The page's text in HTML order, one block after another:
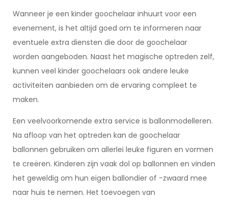
Wanneer je een kinder goochelaar inhuurt voor een
evenement, is het altijd goed om te informeren naar
eventuele extra diensten die door de goochelaar
worden aangeboden. Naast het magische optreden zelf,
kunnen veel kinder goochelaars ook andere leuke
activiteiten aanbieden om de ervaring compleet te
maken.
Een veelvoorkomende extra service is ballonmodelleren.
Na afloop van het optreden kan de goochelaar
ballonnen gebruiken om allerlei leuke figuren en vormen
te creëren. Kinderen zijn vaak dol op ballonnen en vinden
het geweldig om hun eigen ballondier of -zwaard mee
naar huis te nemen. Het toevoegen van